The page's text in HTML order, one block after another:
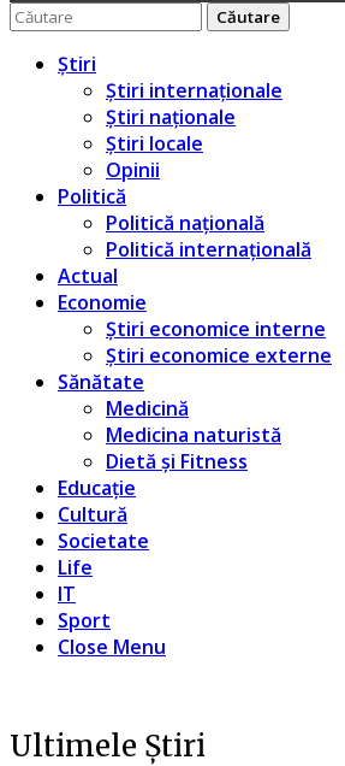
Caută
pentru:
Știri
Știri internaționale
Știri naționale
Știri locale
Opinii
Politică
Politică națională
Politică internațională
Actual
Economie
Știri economice interne
Știri economice externe
Sănătate
Medicină
Medicina naturistă
Dietă și Fitness
Educație
Cultură
Societate
Life
IT
Sport
Close Menu
Ultimele Știri